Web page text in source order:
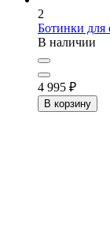
2
Ботинки для
В наличии
4 995 ₽
В корзину